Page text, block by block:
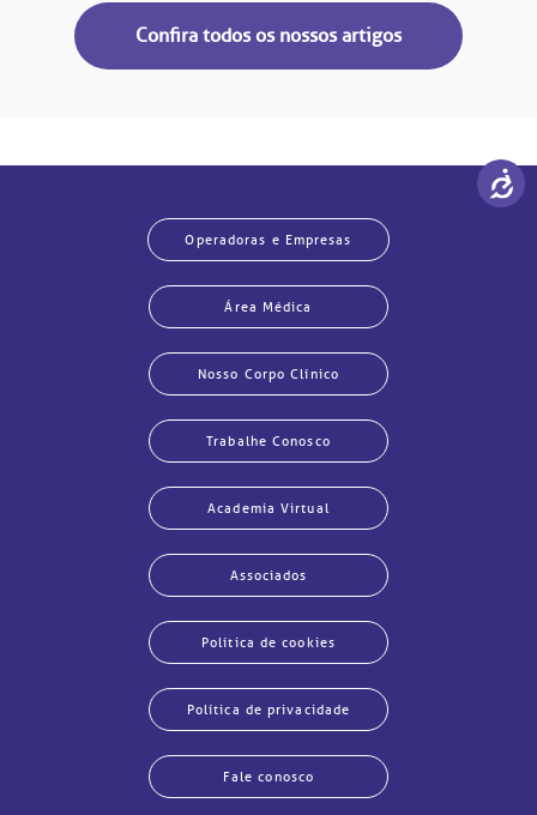
Confira todos os nossos artigos
Operadoras e Empresas
Área Médica
Nosso Corpo Clínico
Trabalhe Conosco
Academia Virtual
Associados
Política de cookies
Política de privacidade
Fale conosco